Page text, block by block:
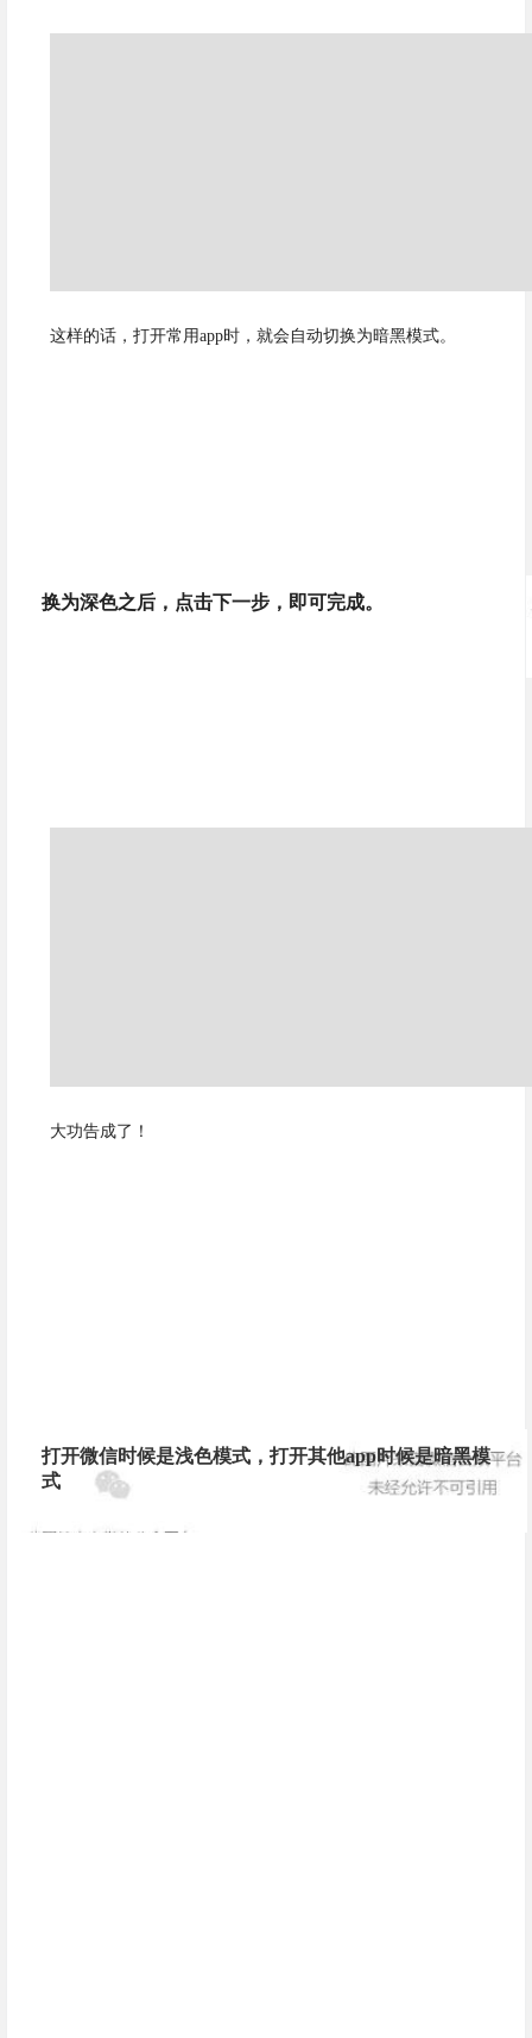
这样的话，打开常用app时，就会自动切换为暗黑模式。
换为深色之后，点击下一步，即可完成。
大功告成了！
打开微信时候是浅色模式，打开其他app时候是暗黑模
式